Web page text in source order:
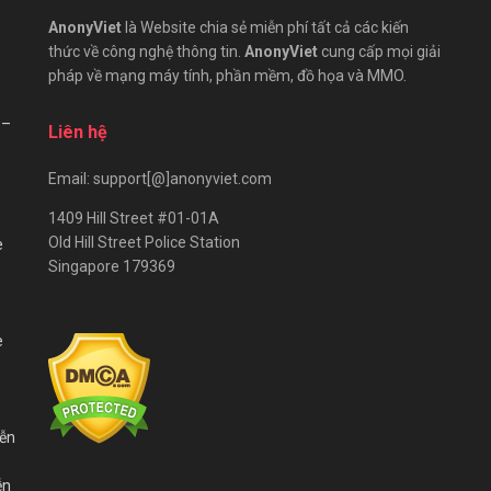
AnonyViet là Website chia sẻ miễn phí tất cả các kiến
thức về công nghệ thông tin. AnonyViet cung cấp mọi giải
pháp về mạng máy tính, phần mềm, đồ họa và MMO.
Liên hệ
Email: support[@]anonyviet.com
1409 Hill Street #01-01A
Old Hill Street Police Station
Singapore 179369